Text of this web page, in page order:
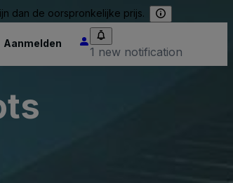
dan de oorspronkelijke prijs.
Aanmelden
1 new notification